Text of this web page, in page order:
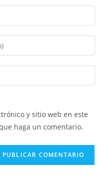
y sitio web en este
haga un comentario.